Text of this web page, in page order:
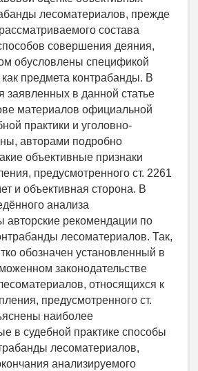
лесоматериалов, прежде
состава
совершения деяния,
обусловлены спецификой
предмета контрабанды. В
заявленных в данной статье
материалов официальной
практики и уголовно-
авторами подробно
объективные признаки
предусмотренного ст. 2261
и объективная сторона. В
анализа
рекомендации по
лесоматериалов. Так,
обозначен установленный в
законодательстве
относящихся к
предусмотренного ст.
наиболее
в судебной практике способы
лесоматериалов,
анализируемого